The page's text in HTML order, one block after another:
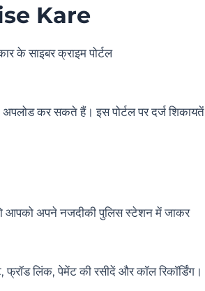
Kare
के साइबर क्राइम पोर्टल
कर सकते हैं। इस पोर्टल पर दर्ज शिकायतें
आपको अपने नजदीकी पुलिस स्टेशन में जाकर
लिंक, पेमेंट की रसीदें और कॉल रिकॉर्डिंग।